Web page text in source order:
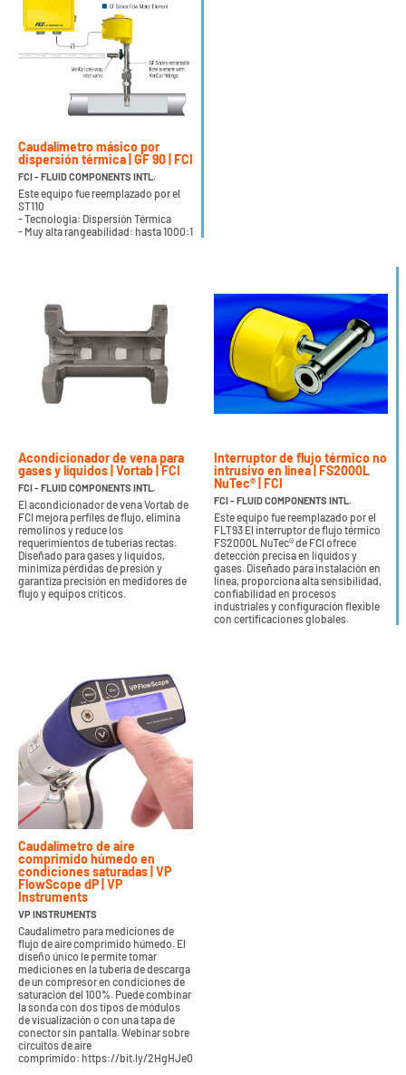
Caudalímetro másico por
dispersión térmica | GF 90 | FCI
FCI - FLUID COMPONENTS INTL.
Este equipo fue reemplazado por el
ST110
- Tecnología: Dispersión Térmica
- Muy alta rangeabilidad: hasta 1000:1
Acondicionador de vena para
gases y líquidos | Vortab | FCI
FCI - FLUID COMPONENTS INTL.
El acondicionador de vena Vortab de
FCI mejora perfiles de flujo, elimina
remolinos y reduce los
requerimientos de tuberías rectas.
Diseñado para gases y líquidos,
minimiza pérdidas de presión y
garantiza precisión en medidores de
flujo y equipos críticos.
Interruptor de flujo térmico no
intrusivo en línea | FS2000L
NuTec® | FCI
FCI - FLUID COMPONENTS INTL.
Este equipo fue reemplazado por el
FLT93 El interruptor de flujo térmico
FS2000L NuTec® de FCI ofrece
detección precisa en líquidos y
gases. Diseñado para instalación en
línea, proporciona alta sensibilidad,
confiabilidad en procesos
industriales y configuración flexible
con certificaciones globales.
Caudalímetro de aire
comprimido húmedo en
condiciones saturadas | VP
FlowScope dP | VP
Instruments
VP INSTRUMENTS
Caudalímetro para mediciones de
flujo de aire comprimido húmedo. El
diseño único le permite tomar
mediciones en la tubería de descarga
de un compresor en condiciones de
saturación del 100%. Puede combinar
la sonda con dos tipos de módulos
de visualización o con una tapa de
conector sin pantalla. Webinar sobre
circuitos de aire
comprimido: https://bit.ly/2HgHJe0